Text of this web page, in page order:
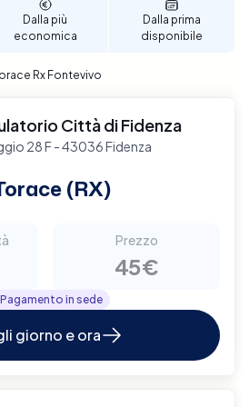
Dalla più
economica
Dalla prima
disponibile
Rx Fontevivo
Città di Fidenza
28 F - 43036 Fidenza
(RX)
Prezzo
45€
Pagamento in sede
giorno e ora